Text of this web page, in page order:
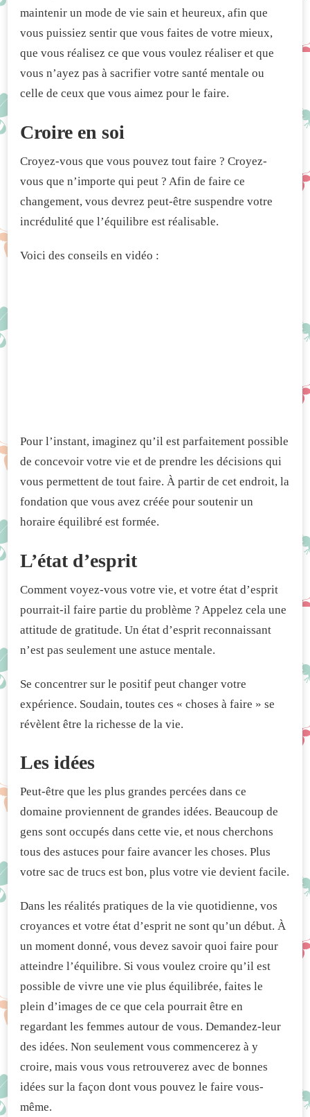
maintenir un mode de vie sain et heureux, afin que
vous puissiez sentir que vous faites de votre mieux,
que vous réalisez ce que vous voulez réaliser et que
vous n’ayez pas à sacrifier votre santé mentale ou
celle de ceux que vous aimez pour le faire.
Croire en soi
Croyez-vous que vous pouvez tout faire ? Croyez-
vous que n’importe qui peut ? Afin de faire ce
changement, vous devrez peut-être suspendre votre
incrédulité que l’équilibre est réalisable.
Voici des conseils en vidéo :
Pour l’instant, imaginez qu’il est parfaitement possible
de concevoir votre vie et de prendre les décisions qui
vous permettent de tout faire. À partir de cet endroit, la
fondation que vous avez créée pour soutenir un
horaire équilibré est formée.
L’état d’esprit
Comment voyez-vous votre vie, et votre état d’esprit
pourrait-il faire partie du problème ? Appelez cela une
attitude de gratitude. Un état d’esprit reconnaissant
n’est pas seulement une astuce mentale.
Se concentrer sur le positif peut changer votre
expérience. Soudain, toutes ces « choses à faire » se
révèlent être la richesse de la vie.
Les idées
Peut-être que les plus grandes percées dans ce
domaine proviennent de grandes idées. Beaucoup de
gens sont occupés dans cette vie, et nous cherchons
tous des astuces pour faire avancer les choses. Plus
votre sac de trucs est bon, plus votre vie devient facile.
Dans les réalités pratiques de la vie quotidienne, vos
croyances et votre état d’esprit ne sont qu’un début. À
un moment donné, vous devez savoir quoi faire pour
atteindre l’équilibre. Si vous voulez croire qu’il est
possible de vivre une vie plus équilibrée, faites le
plein d’images de ce que cela pourrait être en
regardant les femmes autour de vous. Demandez-leur
des idées. Non seulement vous commencerez à y
croire, mais vous vous retrouverez avec de bonnes
idées sur la façon dont vous pouvez le faire vous-
même.